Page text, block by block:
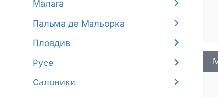
Малага
Пальма де Мальорка
Пловдив
Русе
Салоники